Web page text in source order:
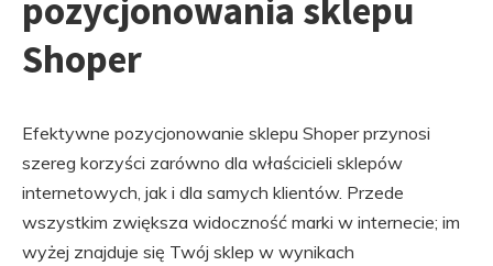
pozycjonowania sklepu
Shoper
Efektywne pozycjonowanie sklepu Shoper przynosi
szereg korzyści zarówno dla właścicieli sklepów
internetowych, jak i dla samych klientów. Przede
wszystkim zwiększa widoczność marki w internecie; im
wyżej znajduje się Twój sklep w wynikach